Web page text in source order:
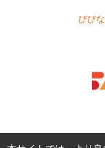
びび